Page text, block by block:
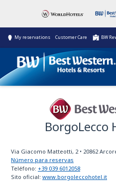
My reservations Customer Care BW
Best
BorgoLecco
Via Giacomo Matteotti, 2• 20862
Número para reservas
Teléfono: +39 039 6012058
Sito oficial: www.borgoleccohotel.it